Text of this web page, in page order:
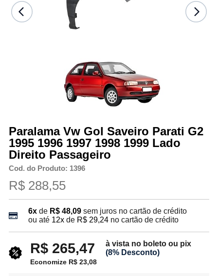
Paralama Vw Gol Saveiro Parati G2
1995 1996 1997 1998 1999 Lado
Direito Passageiro
Cod. do Produto: 1396
R$ 288,55
6xde R$ 48,09 sem juros no cartão de crédito
ou até 12xde R$ 29,24no cartão de crédito
R$ 265,47
à vista no boleto ou pix
(8% Desconto)
Economize R$ 23,08